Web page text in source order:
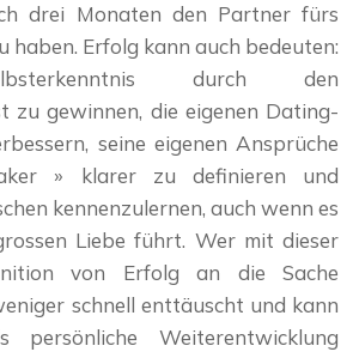
drei Monaten den Partner fürs
haben. Erfolg kann auch bedeuten:
durch den
zu gewinnen, die eigenen Dating-
seine eigenen Ansprüche
» klarer zu definieren und
kennenzulernen, auch wenn es
Liebe führt. Wer mit dieser
von Erfolg an die Sache
schnell enttäuscht und kann
persönliche Weiterentwicklung